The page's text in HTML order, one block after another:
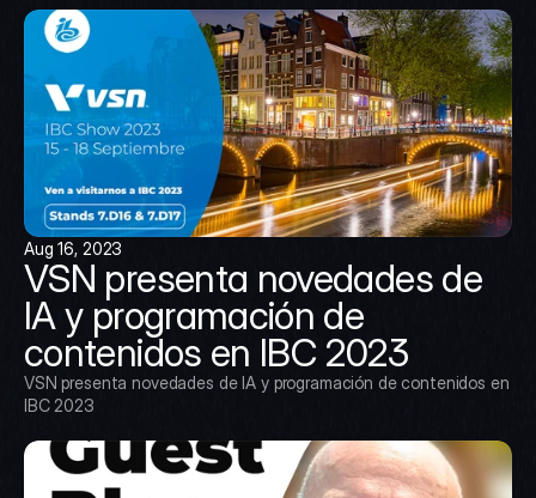
Aug 16, 2023
VSN presenta novedades de
IA y programación de
contenidos en IBC 2023
VSN presenta novedades de IA y programación de contenidos en
IBC 2023